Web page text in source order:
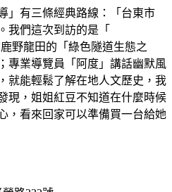
」有三條經典路線：「台東市
我們這次到訪的是「
野龍田的「綠色隧道生態之
專業導覽員「阿度」講話幽默風
就能輕鬆了解在地人文歷史，我
現，姐姐紅豆不知道在什麼時候
，看來回家可以準備買一台給她